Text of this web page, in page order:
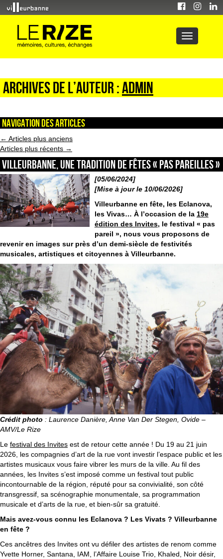
Archives de l’auteur :admin
Navigation des articles
← Articles plus anciens
Articles plus récents →
Villeurbanne, une tradition de fêtes « pas pareilles »
[05/06/2024]
[Mise à jour le 10/06/2026]
Villeurbanne en fête, les Eclanova,
les Vivas… À l’occasion de la 19e
édition des Invites, le festival « pas
pareil », nous vous proposons de
revenir en images sur près d’un demi-siècle de festivités
musicales, artistiques et citoyennes à Villeurbanne.
Crédit photo : Laurence Danière, Anne Van Der Stegen, Ovide –
AMV/Le Rize
Le festival des Invites est de retour cette année ! Du 19 au 21 juin
2026, les compagnies d’art de la rue vont investir l’espace public et les
artistes musicaux vous faire vibrer les murs de la ville. Au fil des
années, les Invites s’est imposé comme un festival tout public
incontournable de la région, réputé pour sa convivialité, son côté
transgressif, sa scénographie monumentale, sa programmation
musicale et d’arts de la rue, et bien-sûr sa gratuité.
Mais avez-vous connu les Eclanova ? Les Vivats ? Villeurbanne
en fête ?
Ces ancêtres des Invites ont vu défiler des artistes de renom comme
Yvette Horner, Santana, IAM, l’Affaire Louise Trio, Khaled, Noir désir,